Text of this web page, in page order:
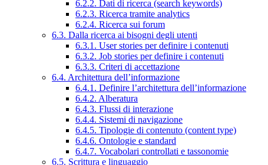
6.2.2. Dati di ricerca (search keywords)
6.2.3. Ricerca tramite analytics
6.2.4. Ricerca sui forum
6.3. Dalla ricerca ai bisogni degli utenti
6.3.1. User stories per definire i contenuti
6.3.2. Job stories per definire i contenuti
6.3.3. Criteri di accettazione
6.4. Architettura dell’informazione
6.4.1. Definire l’architettura dell’informazione
6.4.2. Alberatura
6.4.3. Flussi di interazione
6.4.4. Sistemi di navigazione
6.4.5. Tipologie di contenuto (content type)
6.4.6. Ontologie e standard
6.4.7. Vocabolari controllati e tassonomie
6.5. Scrittura e linguaggio